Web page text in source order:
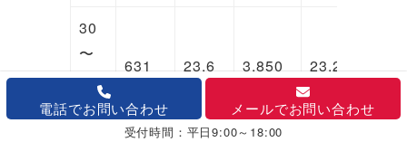
30
〜
99
人
631 23.6 3,850 23.2
電話でお問い合わせ メールでお問い合わせ